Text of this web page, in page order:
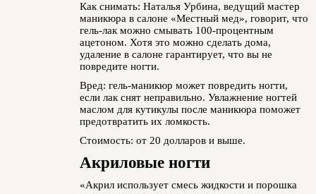
Как снимать: Наталья Урбина, ведущий мастер
маникюра в салоне «Местный мед», говорит, что
гель-лак можно смывать 100-процентным
ацетоном. Хотя это можно сделать дома,
удаление в салоне гарантирует, что вы не
повредите ногти.
Вред: гель-маникюр может повредить ногти,
если лак снят неправильно. Увлажнение ногтей
маслом для кутикулы после маникюра поможет
предотвратить их ломкость.
Стоимость: от 20 долларов и выше.
Акриловые ногти
«Акрил использует смесь жидкости и порошка